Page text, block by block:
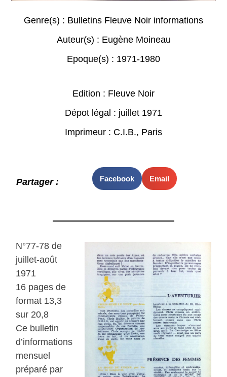
Genre(s) : Bulletins Fleuve Noir informations
Auteur(s) : Eugène Moineau
Epoque(s) : 1971-1980
Edition : Fleuve Noir
Dépot légal : juillet 1971
Imprimeur : C.I.B., Paris
Partager : Facebook Email
N°77-78 de
juillet-août
1971
16 pages de
format 13,3
sur 20,8
Ce bulletin
d’informations
mensuel
préparé par